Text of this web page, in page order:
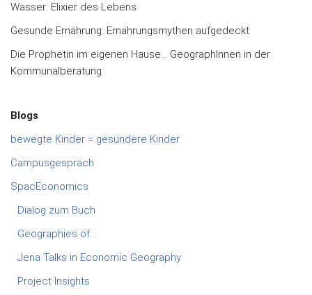
Wasser: Elixier des Lebens
Gesunde Ernährung: Ernährungsmythen aufgedeckt
Die Prophetin im eigenen Hause… GeographInnen in der
Kommunalberatung
Blogs
bewegte Kinder = gesündere Kinder
Campusgespräch
SpacEconomics
Dialog zum Buch
Geographies of…
Jena Talks in Economic Geography
Project Insights